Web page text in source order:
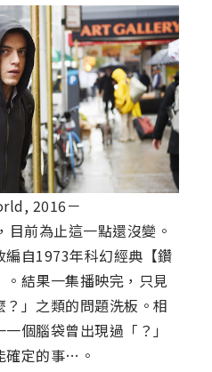
2016－
前為止這一點還沒變。
自1973年科幻經典【鑽
結果一集播映完，只見
」之類的問題洗板。相
個腦袋曾出現過「？」
確定的事…。